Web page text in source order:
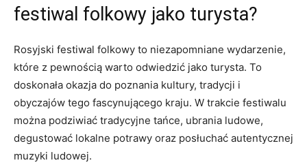
festiwal folkowy jako turysta?
Rosyjski festiwal ⁣folkowy to niezapomniane wydarzenie, ​
które z⁢ pewnością warto ⁢odwiedzić jako turysta.⁣ To
doskonała‌ okazja do⁢ poznania kultury, ‍tradycji i
obyczajów ⁢tego fascynującego ​kraju. W trakcie festiwalu
można podziwiać tradycyjne tańce, ubrania ludowe,​
degustować lokalne potrawy oraz posłuchać autentycznej
muzyki ​ludowej.